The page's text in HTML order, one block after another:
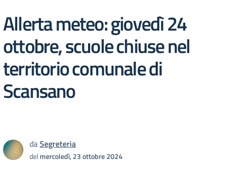
Allerta meteo: giovedì 24
ottobre, scuole chiuse nel
territorio comunale di
Scansano
daSegreteria
delmercoledì, 23 ottobre 2024